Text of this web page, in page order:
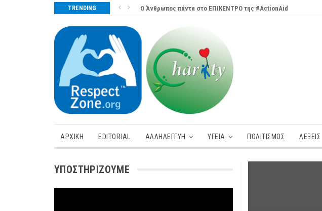
TRENDING Ο Άνθρωπος πάντα στο ΕΠΙΚΕΝΤΡΟ της #ActionAid
ΑΡΧΙΚΗ EDITORIAL ΑΛΛΗΛΕΓΓΥΗ ΥΓΕΊΑ ΠΟΛΙΤΙΣΜΟΣ ΛΕΞΕΙΣ
ΥΠΟΣΤΗΡΊΖΟΥΜΕ